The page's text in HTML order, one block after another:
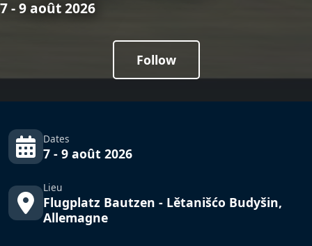
7 - 9 août 2026
Follow
Dates
7 - 9 août 2026
Lieu
Flugplatz Bautzen - Lětanišćo Budyšin,
Allemagne